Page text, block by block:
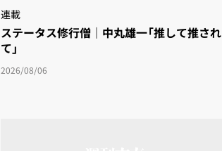
連載
ステータス修行僧｜中丸雄一「推して推され
て」
2026/08/06